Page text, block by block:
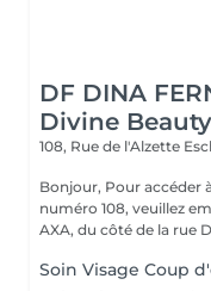
DF DINA
Divine Beauty
108, Rue de l'Alzette
Bonjour, Pour accéder à notre institut, une fois arrivé au
numéro 108, veuillez
AXA, du côté de la rue
Soin Visage Coup